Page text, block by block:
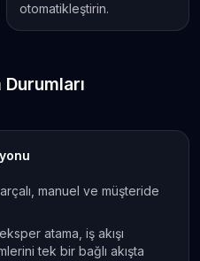
otomatikleştirin.
manuel ve müşteride
atama, iş akışı
tek bir bağlı akışta